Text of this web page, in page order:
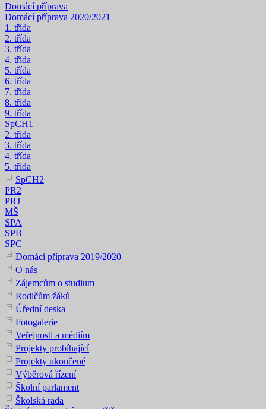
Domácí příprava
Domácí příprava 2020/2021
1. třída
2. třída
3. třída
4. třída
5. třída
6. třída
7. třída
8. třída
9. třída
SpCH1
2. třída
3. třída
4. třída
5. třída
SpCH2
PR2
PRJ
MŠ
SPA
SPB
SPC
Domácí příprava 2019/2020
O nás
Zájemcům o studium
Rodičům žáků
Úřední deska
Fotogalerie
Veřejnosti a médiím
Projekty probíhající
Projekty ukončené
Výběrová řízení
Školní parlament
Školská rada